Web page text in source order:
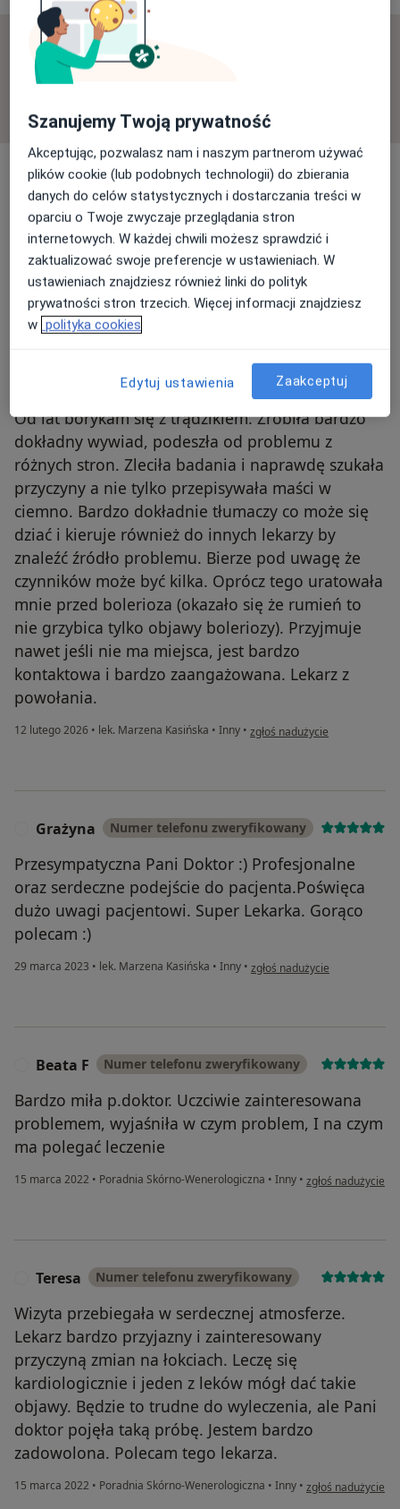
Sprawdzamy wszystkie opinie. Moderujemy je
zgodnie z naszymi zasadami, dowiedz się więcej o
opiniach i sposobie obliczania gwiazdek na
Dowiedz się więcej
Dowiedz się więcej o opiniach
Szukaj w opiniach
Dominika Numer telefonu zweryfikowany
Najlepsza pani dermatolog na jaką trafiłam.
Od lat borykam się z trądzikiem. Zrobiła bardzo
dokładny wywiad, podeszła od problemu z
różnych stron. Zleciła badania i naprawdę szukała
przyczyny a nie tylko przepisywała maści w
ciemno. Bardzo dokładnie tłumaczy co może się
dziać i kieruje również do innych lekarzy by
znaleźć źródło problemu. Bierze pod uwagę że
czynników może być kilka. Oprócz tego uratowała
mnie przed bolerioza (okazało się że rumień to
nie grzybica tylko objawy boleriozy). Przyjmuje
nawet jeśli nie ma miejsca, jest bardzo
kontaktowa i bardzo zaangażowana. Lekarz z
powołania.
12 lutego 2026 • lek. Marzena Kasińska • Inny • w opinii użytkownika Dominika
zgłoś nadużycie
Grażyna Numer telefonu zweryfikowany
Przesympatyczna Pani Doktor :) Profesjonalne
oraz serdeczne podejście do pacjenta.Poświęca
dużo uwagi pacjentowi. Super Lekarka. Gorąco
polecam :)
29 marca 2023 • lek. Marzena Kasińska • Inny • w opinii użytkownika Grażyna
zgłoś nadużycie
Beata F Numer telefonu zweryfikowany
Bardzo miła p.doktor. Uczciwie zainteresowana
problemem, wyjaśniła w czym problem, I na czym
ma polegać leczenie
15 marca 2022 • Poradnia Skórno-Wenerologiczna • Inny • w opinii
zgłoś nadużycie
Teresa Numer telefonu zweryfikowany
Wizyta przebiegała w serdecznej atmosferze.
Lekarz bardzo przyjazny i zainteresowany
przyczyną zmian na łokciach. Leczę się
kardiologicznie i jeden z leków mógł dać takie
objawy. Będzie to trudne do wyleczenia, ale Pani
doktor pojęła taką próbę. Jestem bardzo
zadowolona. Polecam tego lekarza.
15 marca 2022 • Poradnia Skórno-Wenerologiczna • Inny • w opinii
zgłoś nadużycie
Szanujemy Twoją prywatność
Akceptując, pozwalasz nam i naszym partnerom używać
plików cookie (lub podobnych technologii) do zbierania
danych do celów statystycznych i dostarczania treści w
oparciu o Twoje zwyczaje przeglądania stron
internetowych. W każdej chwili możesz sprawdzić i
zaktualizować swoje preferencje w ustawieniach. W
ustawieniach znajdziesz również linki do polityk
prywatności stron trzecich. Więcej informacji znajdziesz
w polityka cookies
Edytuj ustawienia Zaakceptuj